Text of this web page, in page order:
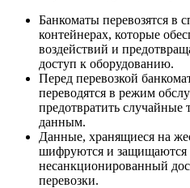
Банкоматы перевозятся в
контейнерах, которые
воздействий и
доступ к оборудованию.
Перед перевозкой
переводятся в режим
предотвратить случайные
данным.
Данные, хранящиеся на
шифруются и защищаются
несанкционированный
перевозки.